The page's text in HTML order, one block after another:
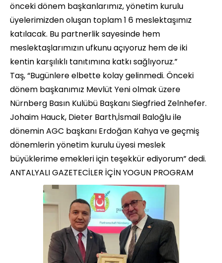
önceki dönem başkanlarımız, yönetim kurulu
üyelerimizden oluşan toplam 1 6 meslektaşımız
katılacak. Bu partnerlik sayesinde hem
meslektaşlarımızın ufkunu açıyoruz hem de iki
kentin karşılıklı tanıtımına katkı sağlıyoruz.”
Taş, “Bugünlere elbette kolay gelinmedi. Önceki
dönem başkanımız Mevlüt Yeni olmak üzere
Nürnberg Basın Kulübü Başkanı Siegfried Zelnhefer.
Johaim Hauck, Dieter Barth,İsmail Baloğlu ile
dönemin AGC başkanı Erdoğan Kahya ve geçmiş
dönemlerin yönetim kurulu üyesi meslek
büyüklerime emekleri için teşekkür ediyorum” dedi.
ANTALYALI GAZETECİLER İÇİN YOGUN PROGRAM